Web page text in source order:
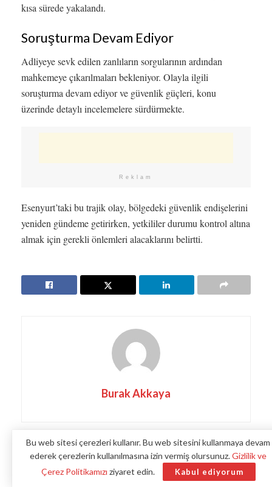
kısa sürede yakalandı.
Soruşturma Devam Ediyor
Adliyeye sevk edilen zanlıların sorgularının ardından
mahkemeye çıkarılmaları bekleniyor. Olayla ilgili
soruşturma devam ediyor ve güvenlik güçleri, konu
üzerinde detaylı incelemelere sürdürmekte.
Reklam
Esenyurt’taki bu trajik olay, bölgedeki güvenlik endişelerini
yeniden gündeme getirirken, yetkililer durumu kontrol altına
almak için gerekli önlemleri alacaklarını belirtti.
Burak Akkaya
İlişkiliGönderiler
Bu web sitesi çerezleri kullanır. Bu web sitesini kullanmaya devam
ederek çerezlerin kullanılmasına izin vermiş olursunuz.Gizlilik ve
Çerez Politikamızı ziyaret edin. Kabul ediyorum